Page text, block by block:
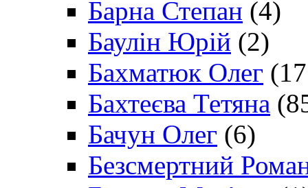
Барна Степан (4)
Баулін Юрій (2)
Бахматюк Олег
Бахтеєва Тетяна
Бачун Олег (6)
Безсмертний